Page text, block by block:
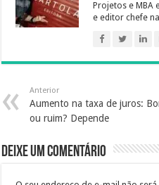
Projetos e MBA
e editor chefe
Anterior
Aumento na taxa de juros:
ou ruim? Depende
Deixe um comentário